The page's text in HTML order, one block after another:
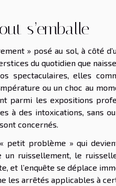
s’emballe
» posé au sol, à côté
du quotidien que
spectaculaires, elles
ou un choc au
parmi les expositions
à des intoxications, sans
concernés.
petit problème » qui
un ruissellement, le
et l’enquête se déplace
les arrêtés applicables à